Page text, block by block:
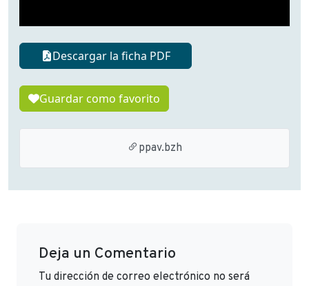
Descargar la ficha PDF
Guardar como favorito
ppav.bzh
Deja un Comentario
Tu dirección de correo electrónico no será